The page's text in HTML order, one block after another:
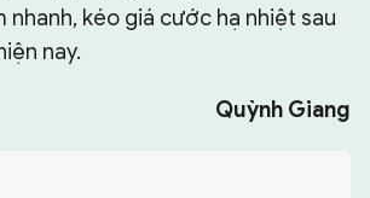
nhanh, kéo giá cước hạ nhiệt sau
nay.
Quỳnh Giang